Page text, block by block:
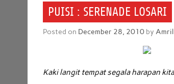
PUISI : SERENADE LOSARI
Posted on December 28, 2010 by
Kaki langit tempat segala harapan